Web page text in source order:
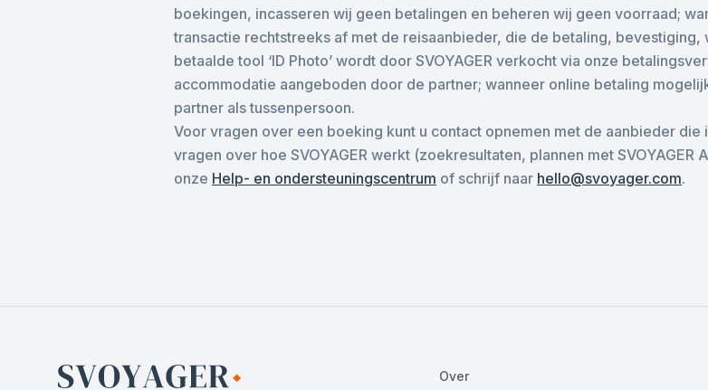
boekingen, incasseren wij geen betalingen en beheren wij geen voorraad;
transactie rechtstreeks af met de reisaanbieder, die de betaling,
betaalde tool ‘ID Photo’ wordt door SVOYAGER verkocht via onze
accommodatie aangeboden door de partner; wanneer online betaling
partner als tussenpersoon.
Voor vragen over een boeking kunt u contact opnemen met de aanbieder
vragen over hoe SVOYAGER werkt (zoekresultaten, plannen met
onze Help- en ondersteuningscentrum of schrijf naar hello@svoyager.com.
Over